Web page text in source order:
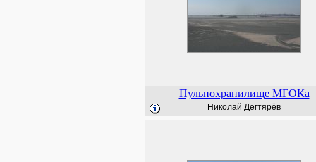
Пульпохранилище МГОКа
Николай Дегтярёв